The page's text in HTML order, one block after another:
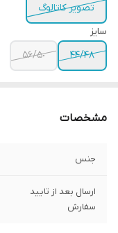
تصویر کاتالوگ
سایز
۴۴/۴٨
۵٠/۵۶
مشخصات
جنس
ارسال بعد از تایید
سفارش